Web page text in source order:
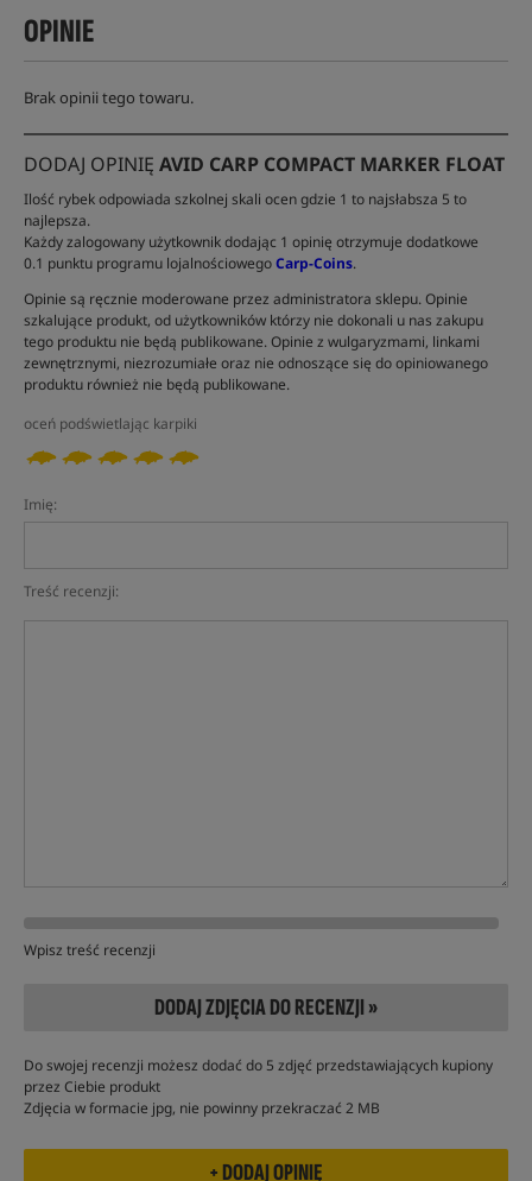
OPINIE
Brak opinii tego towaru.
DODAJ OPINIĘ AVID CARP COMPACT MARKER FLOAT
Ilość rybek odpowiada szkolnej skali ocen gdzie 1 to najsłabsza 5 to
najlepsza.
Każdy zalogowany użytkownik dodając 1 opinię otrzymuje dodatkowe
0.1 punktu programu lojalnościowegoCarp-Coins.
Opinie są ręcznie moderowane przez administratora sklepu. Opinie
szkalujące produkt, od użytkowników którzy nie dokonali u nas zakupu
tego produktu nie będą publikowane. Opinie z wulgaryzmami, linkami
zewnętrznymi, niezrozumiałe oraz nie odnoszące się do opiniowanego
produktu również nie będą publikowane.
oceń podświetlając karpiki
Imię:
Treść recenzji:
Wpisz treść recenzji
DODAJ ZDJĘCIA DO RECENZJI »
Do swojej recenzji możesz dodać do 5 zdjęć przedstawiających kupiony
przez Ciebie produkt
Zdjęcia w formacie jpg, nie powinny przekraczać 2 MB